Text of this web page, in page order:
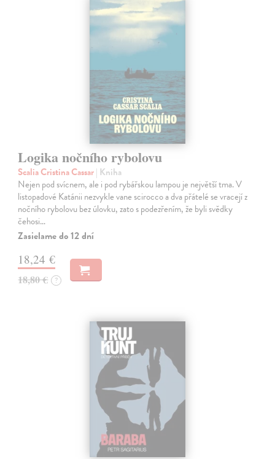
Logika nočního rybolovu
Scalia Cristina Cassar| Kniha
Nejen pod svícnem, ale i pod rybářskou lampou je největší tma. V
listopadové Katánii nezvykle vane scirocco a dva přátelé se vracejí z
nočního rybolovu bez úlovku, zato s podezřením, že byli svědky
čehosi…
Zasielame do 12 dní
18,24 €
18,80 € ?